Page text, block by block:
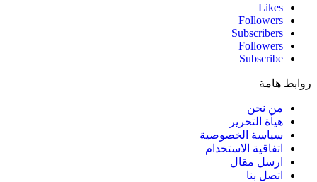
Likes
Followers
Subscribers
Followers
Subscribe
روابط هامة
من نحن
هيأة التحرير
سياسة الخصوصية
اتفاقية الاستخدام
ارسل مقال
اتصل بنا